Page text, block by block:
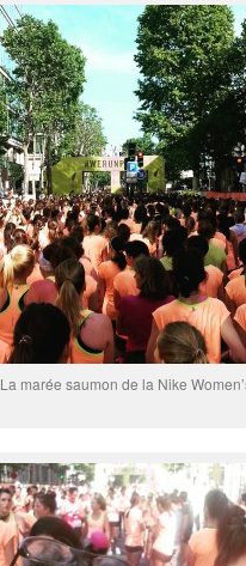
La marée saumon de la Nike